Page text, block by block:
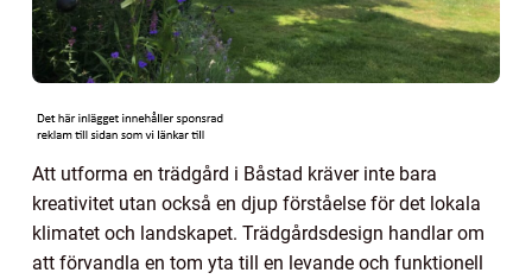
Att utforma en trädgård i Båstad kräver inte bara
kreativitet utan också en djup förståelse för det lokala
klimatet och landskapet. Trädgårdsdesign handlar om
att förvandla en tom yta till en levande och funktionell